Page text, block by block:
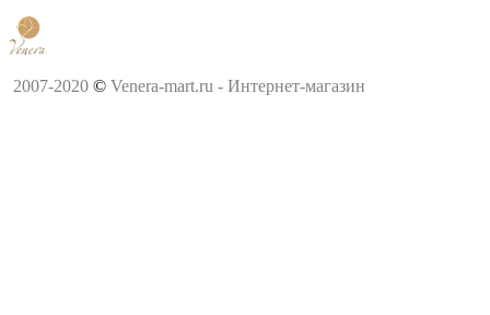
2007-2020 © Venera-mart.ru - Интернет-магазин